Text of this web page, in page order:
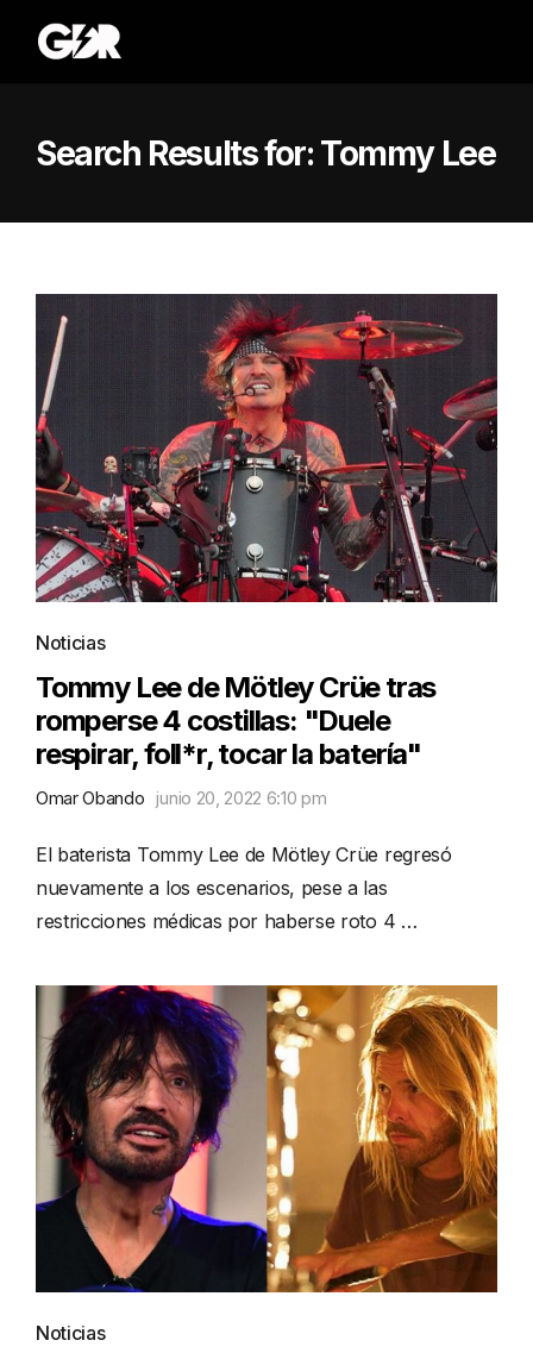
Search Results for:Tommy Lee
Noticias
Tommy Lee de Mötley Crüe tras
romperse 4 costillas: "Duele
respirar, foll*r, tocar la batería"
Omar Obando junio 20, 2022 6:10 pm
El baterista Tommy Lee de Mötley Crüe regresó
nuevamente a los escenarios, pese a las
restricciones médicas por haberse roto 4 …
Noticias